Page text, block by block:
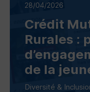
28/04/2026
Crédit
Rurales :
de la
Diversité &